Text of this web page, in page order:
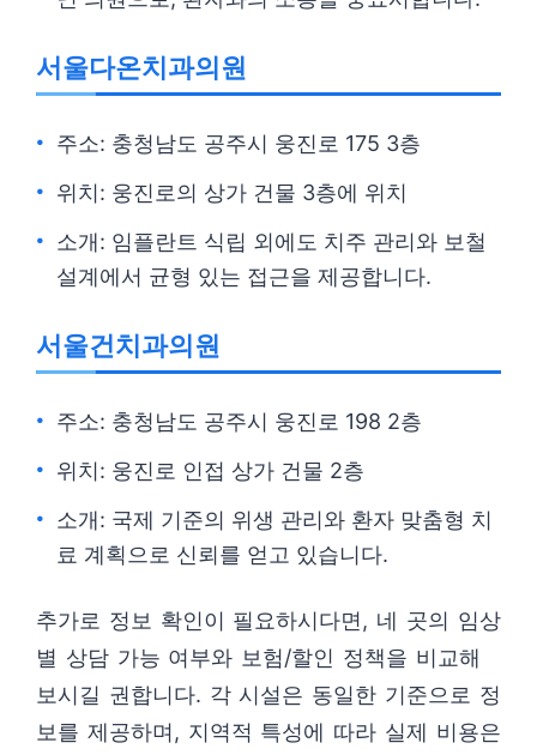
서울다온치과의원
주소: 충청남도 공주시 웅진로 175 3층
위치: 웅진로의 상가 건물 3층에 위치
소개: 임플란트 식립 외에도 치주 관리와 보철
설계에서 균형 있는 접근을 제공합니다.
서울건치과의원
주소: 충청남도 공주시 웅진로 198 2층
위치: 웅진로 인접 상가 건물 2층
소개: 국제 기준의 위생 관리와 환자 맞춤형 치
료 계획으로 신뢰를 얻고 있습니다.
추가로 정보 확인이 필요하시다면, 네 곳의 임상
별 상담 가능 여부와 보험/할인 정책을 비교해
보시길 권합니다. 각 시설은 동일한 기준으로 정
보를 제공하며, 지역적 특성에 따라 실제 비용은